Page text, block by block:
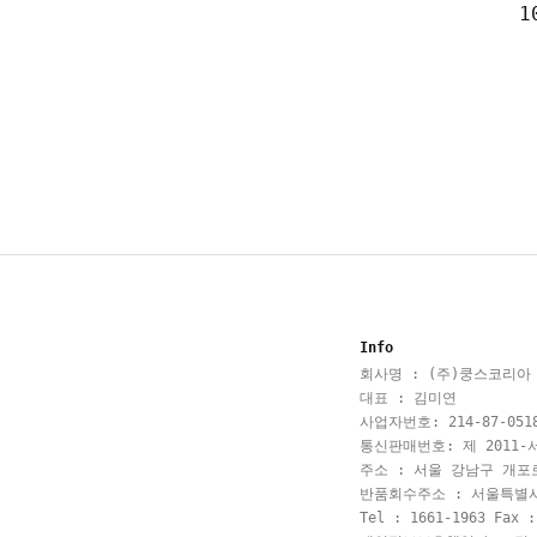
Info
회사명 : (주)쿵스코리아
대표 : 김미연
사업자번호: 214-87-
통신판매번호: 제 2011-
주소 : 서울 강남구 개포
반품회수주소 : 서울특별
Tel : 1661-1963 Fax :